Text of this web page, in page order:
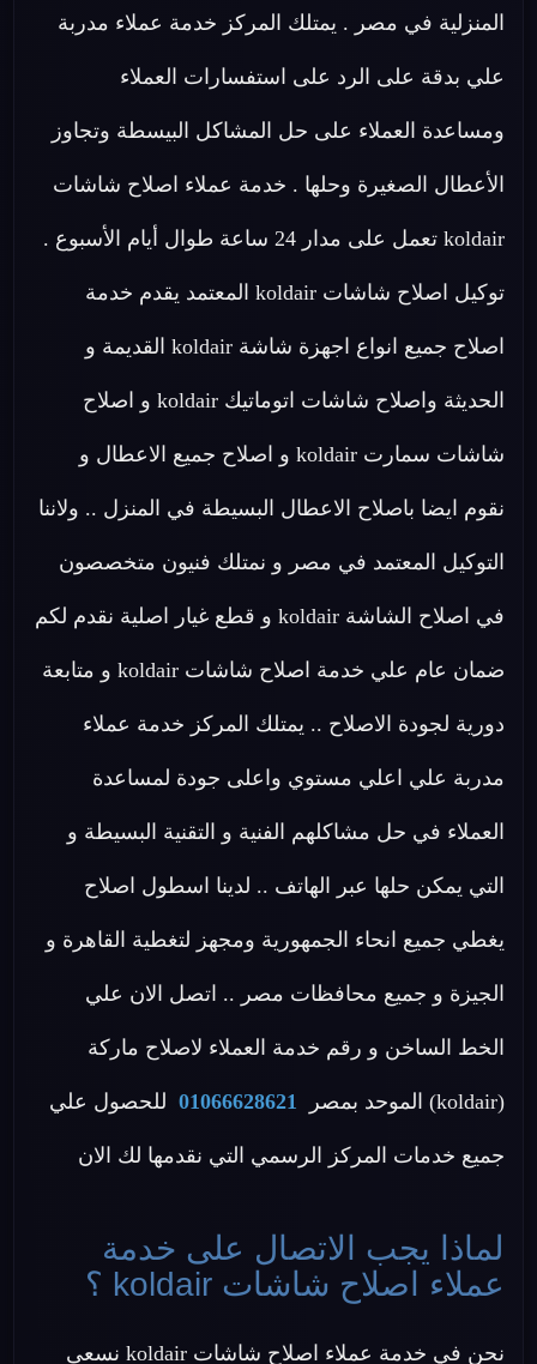
المنزلية في مصر . يمتلك المركز خدمة عملاء مدربة
علي بدقة على الرد على استفسارات العملاء
ومساعدة العملاء على حل المشاكل البيسطة وتجاوز
الأعطال الصغيرة وحلها . خدمة عملاء اصلاح شاشات
koldair تعمل على مدار 24 ساعة طوال أيام الأسبوع .
توكيل اصلاح شاشات koldair المعتمد يقدم خدمة
اصلاح جميع انواع اجهزة شاشة koldair القديمة و
الحديثة واصلاح شاشات اتوماتيك koldair و اصلاح
شاشات سمارت koldair و اصلاح جميع الاعطال و
نقوم ايضا باصلاح الاعطال البسيطة في المنزل .. ولاننا
التوكيل المعتمد في مصر و نمتلك فنيون متخصصون
في اصلاح الشاشة koldair و قطع غيار اصلية نقدم لكم
ضمان عام علي خدمة اصلاح شاشات koldair و متابعة
دورية لجودة الاصلاح .. يمتلك المركز خدمة عملاء
مدربة علي اعلي مستوي واعلى جودة لمساعدة
العملاء في حل مشاكلهم الفنية و التقنية البسيطة و
التي يمكن حلها عبر الهاتف .. لدينا اسطول اصلاح
يغطي جميع انحاء الجمهورية ومجهز لتغطية القاهرة و
الجيزة و جميع محافظات مصر .. اتصل الان علي
الخط الساخن و رقم خدمة العملاء لاصلاح ماركة
(koldair) الموحد بمصر 01066628621 للحصول علي
جميع خدمات المركز الرسمي التي نقدمها لك الان
لماذا يجب الاتصال على خدمة
عملاء اصلاح شاشات koldair ؟
نحن في خدمة عملاء اصلاح شاشات koldair نسعى